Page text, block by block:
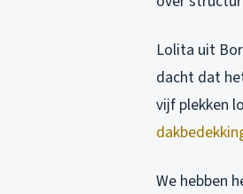
Lolita uit
dacht dat
vijf plekken
We hebben